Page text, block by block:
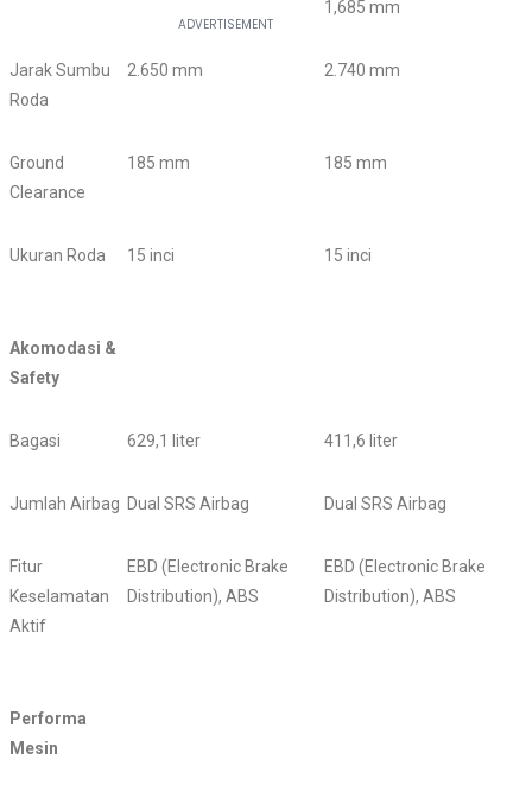
1,685 mm
Jarak Sumbu
Roda
2.650 mm 2.740 mm
Ground
Clearance
185 mm 185 mm
Ukuran Roda 15 inci 15 inci
Akomodasi &
Safety
Bagasi 629,1 liter 411,6 liter
Jumlah Airbag Dual SRS Airbag Dual SRS Airbag
Fitur
Keselamatan
Aktif
EBD (Electronic Brake
Distribution), ABS
EBD (Electronic Brake
Distribution), ABS
Performa
Mesin